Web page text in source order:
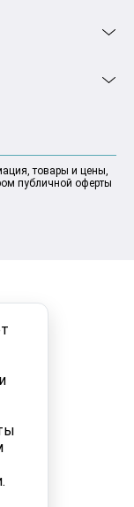
товары и цены,
публичной оферты